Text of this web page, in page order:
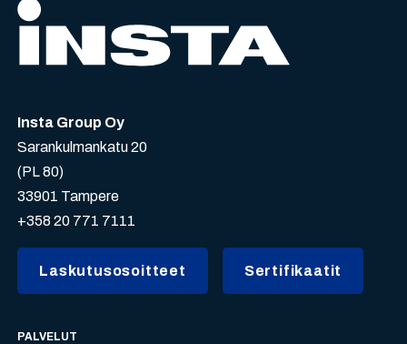
Insta Group Oy
Sarankulmankatu 20
(PL 80)
33901 Tampere
+358 20 771 7111
Laskutusosoitteet Sertifikaatit
PALVELUT